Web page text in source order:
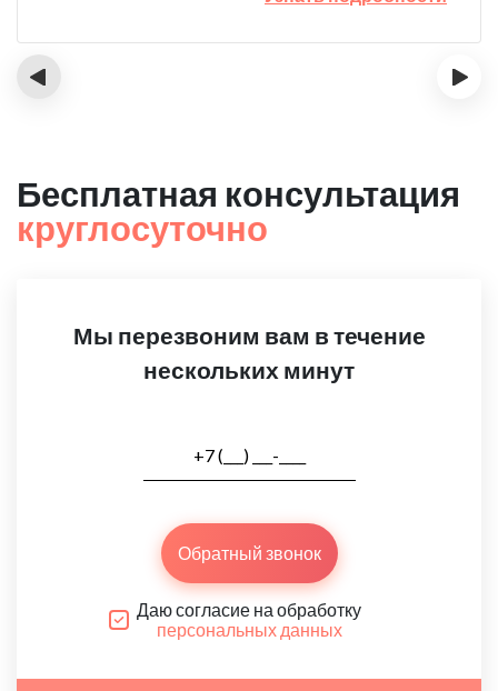
‹ ›
Бесплатная консультация
круглосуточно
Мы перезвоним вам в течение
нескольких минут
Обратный звонок
Даю согласие на обработку
персональных данных